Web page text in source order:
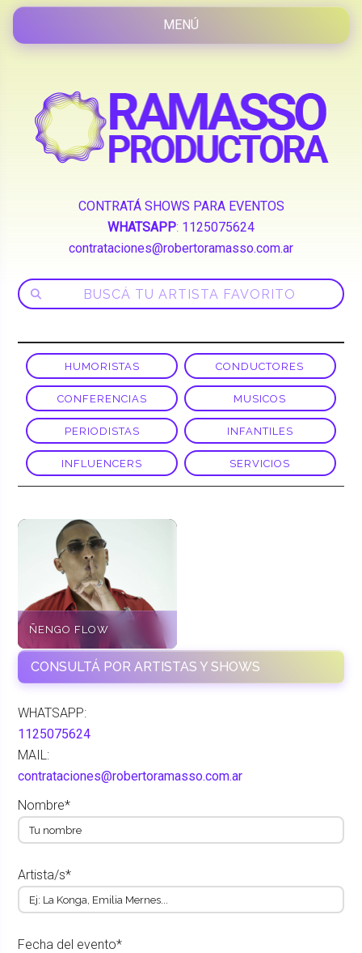
CONTRATÁ SHOWS PARA EVENTOS
WHATSAPP: 1125075624
contrataciones@robertoramasso.com.ar
HUMORISTAS CONDUCTORES
CONFERENCIAS MUSICOS
PERIODISTAS INFANTILES
INFLUENCERS SERVICIOS
ÑENGO FLOW
CONSULTÁ POR ARTISTAS Y SHOWS
WHATSAPP:
1125075624
MAIL:
contrataciones@robertoramasso.com.ar
Nombre*
Artista/s*
Fecha del evento*